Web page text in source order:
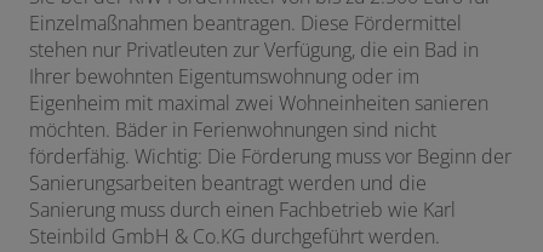
Einzelmaßnahmen beantragen. Diese Fördermittel
stehen nur Privatleuten zur Verfügung, die ein Bad in
Ihrer bewohnten Eigentumswohnung oder im
Eigenheim mit maximal zwei Wohneinheiten sanieren
möchten. Bäder in Ferienwohnungen sind nicht
förderfähig. Wichtig: Die Förderung muss vor Beginn der
Sanierungsarbeiten beantragt werden und die
Sanierung muss durch einen Fachbetrieb wie Karl
Steinbild GmbH & Co.KG durchgeführt werden.